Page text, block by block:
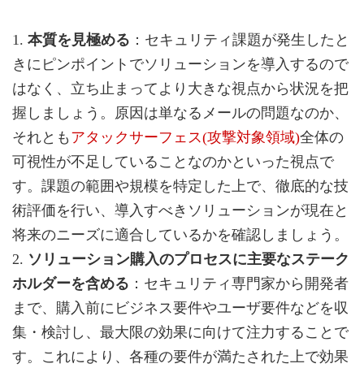
1. 本質を見極める ：セキュリティ課題が発生したと
きにピンポイントでソリューションを導入するので
はなく、立ち止まってより大きな視点から状況を把
握しましょう。原因は単なるメールの問題なのか、
それとも アタックサーフェス(攻撃対象領域)全体の
可視性が不足していることなのかといった視点で
す。課題の範囲や規模を特定した上で、徹底的な技
術評価を行い、導入すべきソリューションが現在と
将来のニーズに適合しているかを確認しましょう。
2. ソリューション購入のプロセスに主要なステーク
ホルダーを含める ：セキュリティ専門家から開発者
まで、購入前にビジネス要件やユーザ要件などを収
集・検討し、最大限の効果に向けて注力することで
す。これにより、各種の要件が満たされた上で効果